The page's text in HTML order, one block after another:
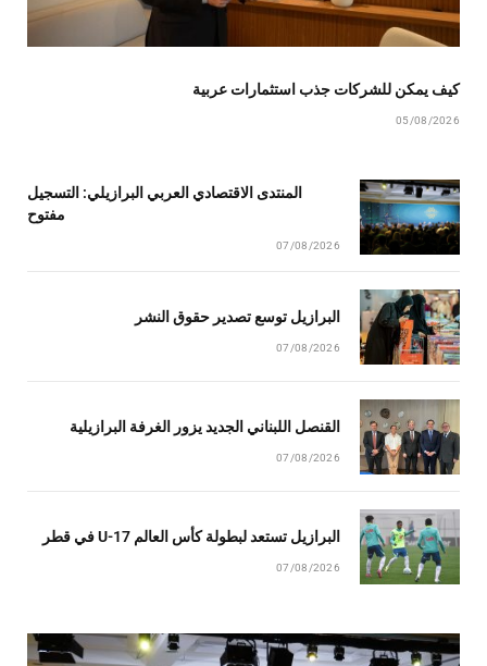
كيف يمكن للشركات جذب استثمارات عربية
05/08/2026
المنتدى الاقتصادي العربي البرازيلي: التسجيل
مفتوح
07/08/2026
البرازيل توسع تصدير حقوق النشر
07/08/2026
القنصل اللبناني الجديد يزور الغرفة البرازيلية
07/08/2026
البرازيل تستعد لبطولة كأس العالم U-17 في قطر
07/08/2026